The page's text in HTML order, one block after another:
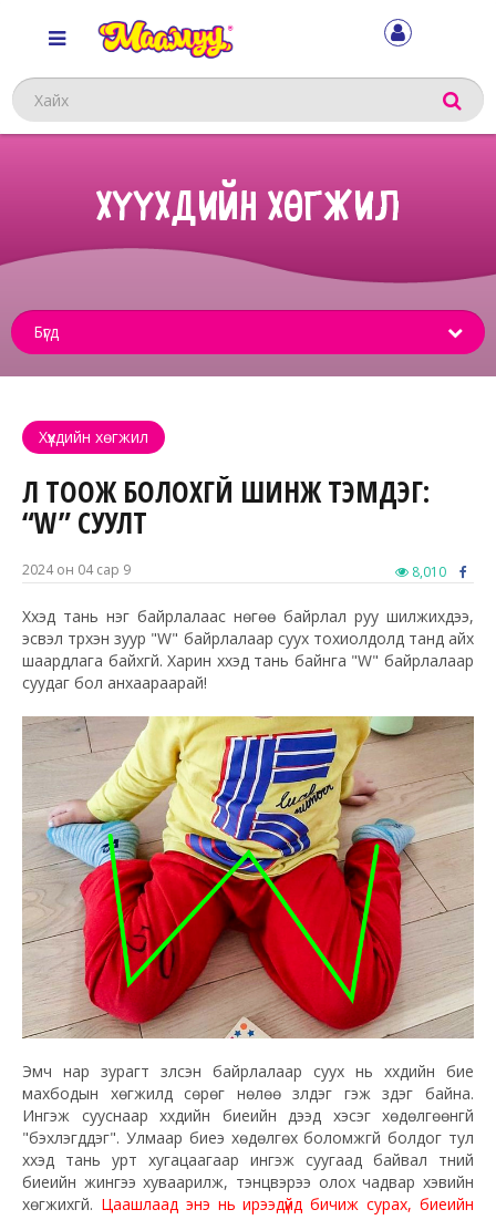
Хайх
ХҮҮХДИЙН ХӨГЖИЛ
Хүүхдийн хөгжил
ҮЛ ТООЖ БОЛОХГҮЙ ШИНЖ ТЭМДЭГ:
“W” СУУЛТ
2024 он 04 сар 9 8,010
Хүүхэд тань нэг байрлалаас нөгөө байрлал руу шилжихдээ,
эсвэл түрхэн зуур "W" байрлалаар суух тохиолдолд танд айх
шаардлага байхгүй. Харин хүүхэд тань байнга "W" байрлалаар
суудаг бол анхаараарай!
Эмч нар зурагт үзүүлсэн байрлалаар суух нь хүүхдийн бие
махбодын хөгжилд сөрөг нөлөө үзүүлдэг гэж үздэг байна.
Ингэж сууснаар хүүхдийн биеийн дээд хэсэг хөдөлгөөнгүй
"бэхлэгддэг". Улмаар биеэ хөдөлгөх боломжгүй болдог тул
хүүхэд тань урт хугацаагаар ингэж суугаад байвал түүний
биеийн жингээ хуваарилж, тэнцвэрээ олох чадвар хэвийн
хөгжихгүй. Цаашлаад энэ нь ирээдүйд бичиж сурах, биеийн